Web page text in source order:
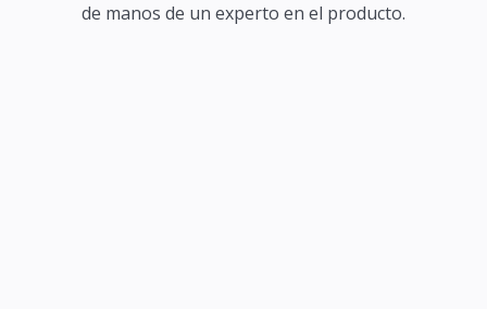
de manos de un experto en el producto.